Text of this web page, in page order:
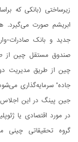
زیرساختی (بانکی که
ابریشم صورت می‌گیرد.
جدید و بانک صادرات-
صندوق مستقل چین از
چین از طریق مدیریت
جاده" سرمایه‌گذاری
در مورد اقتصادی یا
گروه تحقیقاتی چینی